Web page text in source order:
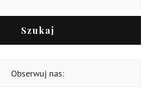
Szukaj
Obserwuj nas: